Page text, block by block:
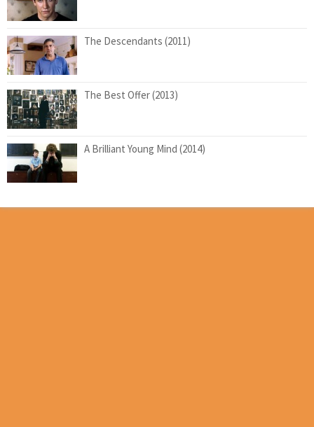
The Descendants (2011)
The Best Offer (2013)
A Brilliant Young Mind (2014)